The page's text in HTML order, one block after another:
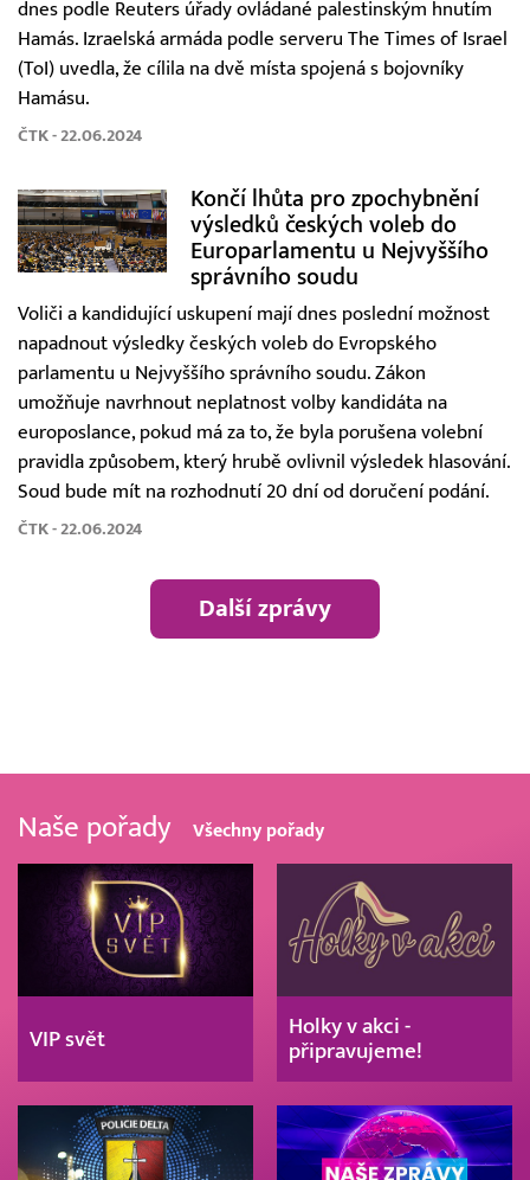
dnes podle Reuters úřady ovládané palestinským hnutím
Hamás. Izraelská armáda podle serveru The Times of Israel
(ToI) uvedla, že cílila na dvě místa spojená s bojovníky
Hamásu.
ČTK - 22.06.2024
Končí lhůta pro zpochybnění
výsledků českých voleb do
Europarlamentu u Nejvyššího
správního soudu
Voliči a kandidující uskupení mají dnes poslední možnost
napadnout výsledky českých voleb do Evropského
parlamentu u Nejvyššího správního soudu. Zákon
umožňuje navrhnout neplatnost volby kandidáta na
europoslance, pokud má za to, že byla porušena volební
pravidla způsobem, který hrubě ovlivnil výsledek hlasování.
Soud bude mít na rozhodnutí 20 dní od doručení podání.
ČTK - 22.06.2024
Další zprávy
Naše pořady Všechny pořady
VIP svět
Holky v akci -
připravujeme!